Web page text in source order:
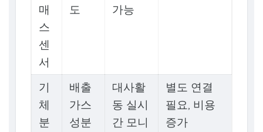
매
스
센
서
도
가능
기
체
분
배출
가스
성분
대사활
동 실시
간 모니
별도 연결
필요, 비용
증가